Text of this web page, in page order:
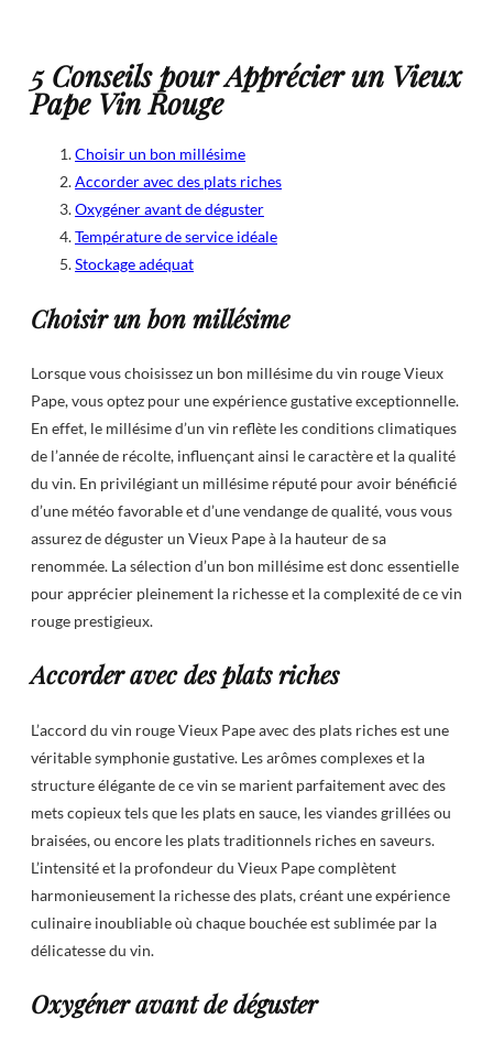
5 Conseils pour Apprécier un Vieux
Pape Vin Rouge
Choisir un bon millésime
Accorder avec des plats riches
Oxygéner avant de déguster
Température de service idéale
Stockage adéquat
Choisir un bon millésime
Lorsque vous choisissez un bon millésime du vin rouge Vieux
Pape, vous optez pour une expérience gustative exceptionnelle.
En effet, le millésime d’un vin reflète les conditions climatiques
de l’année de récolte, influençant ainsi le caractère et la qualité
du vin. En privilégiant un millésime réputé pour avoir bénéficié
d’une météo favorable et d’une vendange de qualité, vous vous
assurez de déguster un Vieux Pape à la hauteur de sa
renommée. La sélection d’un bon millésime est donc essentielle
pour apprécier pleinement la richesse et la complexité de ce vin
rouge prestigieux.
Accorder avec des plats riches
L’accord du vin rouge Vieux Pape avec des plats riches est une
véritable symphonie gustative. Les arômes complexes et la
structure élégante de ce vin se marient parfaitement avec des
mets copieux tels que les plats en sauce, les viandes grillées ou
braisées, ou encore les plats traditionnels riches en saveurs.
L’intensité et la profondeur du Vieux Pape complètent
harmonieusement la richesse des plats, créant une expérience
culinaire inoubliable où chaque bouchée est sublimée par la
délicatesse du vin.
Oxygéner avant de déguster